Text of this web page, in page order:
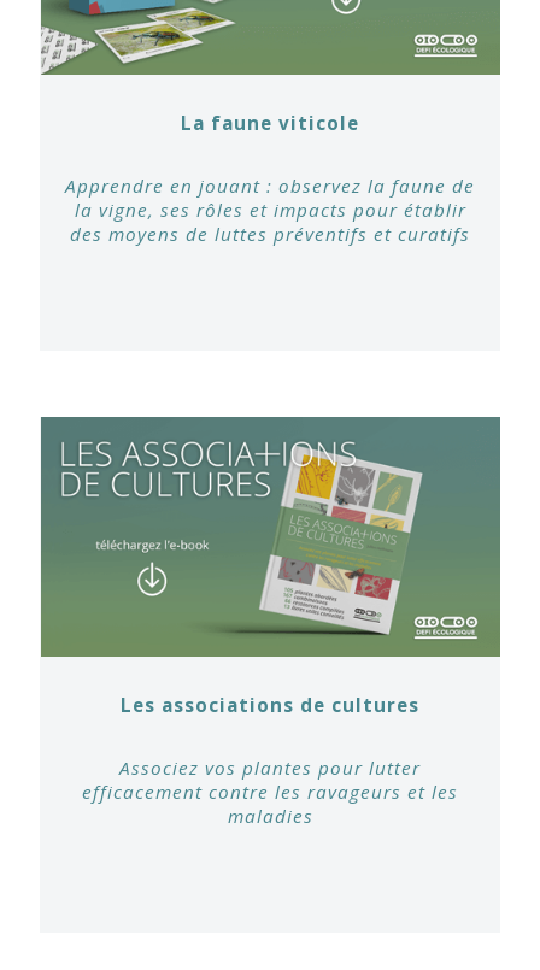
La faune viticole
Apprendre en jouant : observez la faune de
la vigne, ses rôles et impacts pour établir
des moyens de luttes préventifs et curatifs
Les associations de cultures
Associez vos plantes pour lutter
efficacement contre les ravageurs et les
maladies